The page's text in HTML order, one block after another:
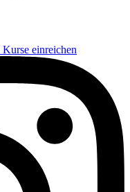
Kurse einreichen